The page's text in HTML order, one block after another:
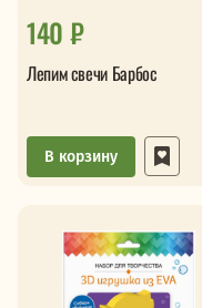
140 ₽
Лепим свечи Барбос
В корзину